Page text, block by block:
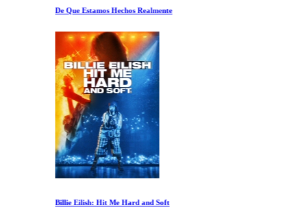
De Que Estamos Hechos Realmente
Billie Eilish: Hit Me Hard and Soft